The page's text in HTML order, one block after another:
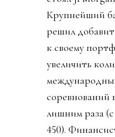
Крупнейший
решил
к своему
увеличить
соревнований
лишним раза
450).